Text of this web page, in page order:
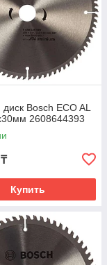
Bosch ECO AL
2608644393
₸
Купить